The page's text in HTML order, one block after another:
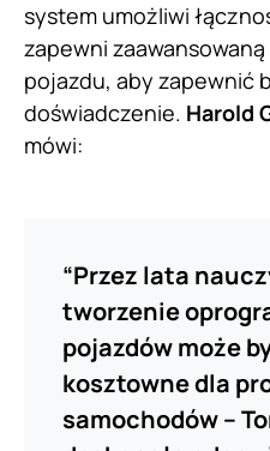
system umożliwi
zapewni
pojazdu, aby zapewnić
doświadczenie. Harold
mówi:
“Przez lata
tworzenie
pojazdów może
kosztowne dla
samochodów –